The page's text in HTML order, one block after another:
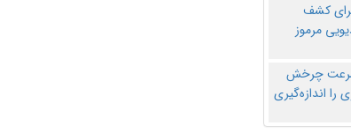
کشف
مرموز
سرعت چرخش
را اندازه‌گیری